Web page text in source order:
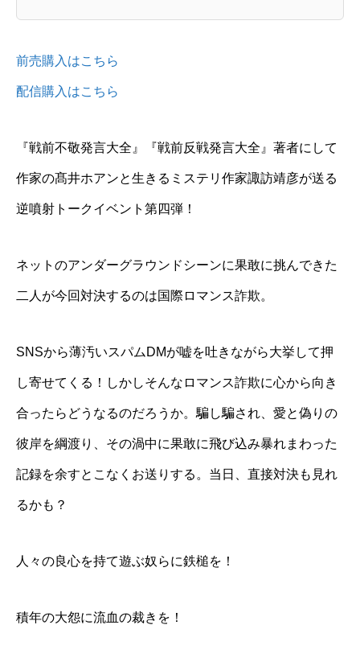
前売購入はこちら
配信購入はこちら
『戦前不敬発言大全』『戦前反戦発言大全』著者にして
作家の髙井ホアンと生きるミステリ作家諏訪靖彦が送る
逆噴射トークイベント第四弾！
ネットのアンダーグラウンドシーンに果敢に挑んできた
二人が今回対決するのは国際ロマンス詐欺。
SNSから薄汚いスパムDMが嘘を吐きながら大挙して押
し寄せてくる！しかしそんなロマンス詐欺に心から向き
合ったらどうなるのだろうか。騙し騙され、愛と偽りの
彼岸を綱渡り、その渦中に果敢に飛び込み暴れまわった
記録を余すとこなくお送りする。当日、直接対決も見れ
るかも？
人々の良心を持て遊ぶ奴らに鉄槌を！
積年の大怨に流血の裁きを！